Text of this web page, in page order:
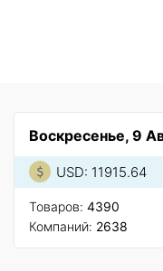
Воскресенье, 9
USD: 11915.64
Товаров: 4390
Компаний: 2638